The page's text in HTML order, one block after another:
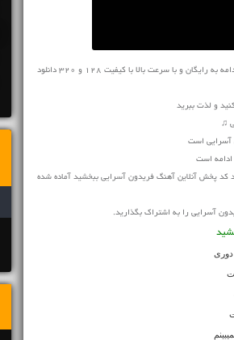
مخاطبین محترم رسانه ی نفیس موزیک آهنگ جدید ♬ ببخشید فریدون آسرایی ♬ را در ادامه به رایگان و با سرعت بالا با کیفیت 128 و 320 دانلود
و لذت ببرید
♫
آسرایی است
است
کد پخش آنلاین آهنگ فریدون آسرایی ببخشید آماده شده
آسرایی را به اشتراک بگذارید.
دوری